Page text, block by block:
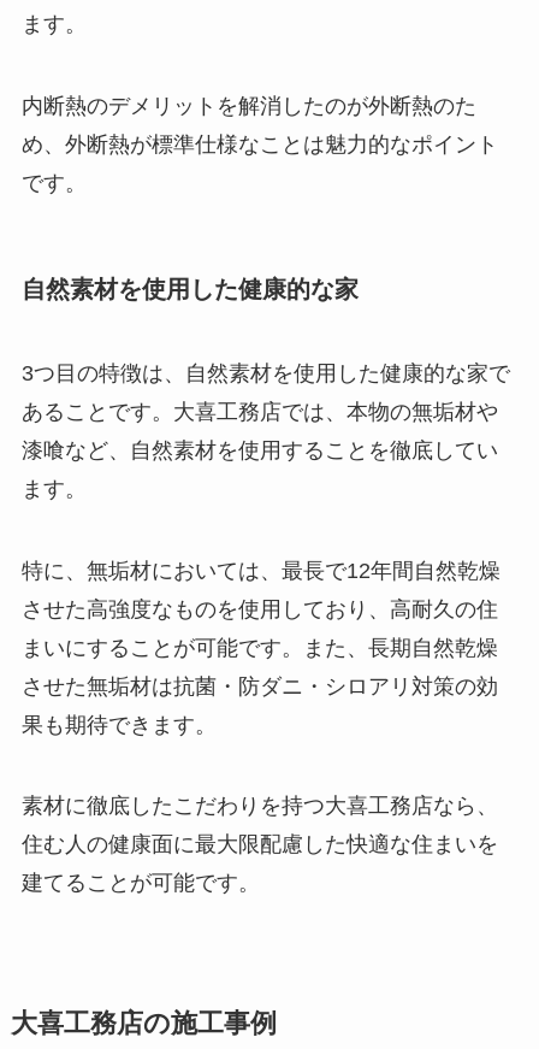
ます。
内断熱のデメリットを解消したのが外断熱のた
め、外断熱が標準仕様なことは魅力的なポイント
です。
自然素材を使用した健康的な家
3つ目の特徴は、自然素材を使用した健康的な家で
あることです。大喜工務店では、本物の無垢材や
漆喰など、自然素材を使用することを徹底してい
ます。
特に、無垢材においては、最長で12年間自然乾燥
させた高強度なものを使用しており、高耐久の住
まいにすることが可能です。また、長期自然乾燥
させた無垢材は抗菌・防ダニ・シロアリ対策の効
果も期待できます。
素材に徹底したこだわりを持つ大喜工務店なら、
住む人の健康面に最大限配慮した快適な住まいを
建てることが可能です。
大喜工務店の施工事例